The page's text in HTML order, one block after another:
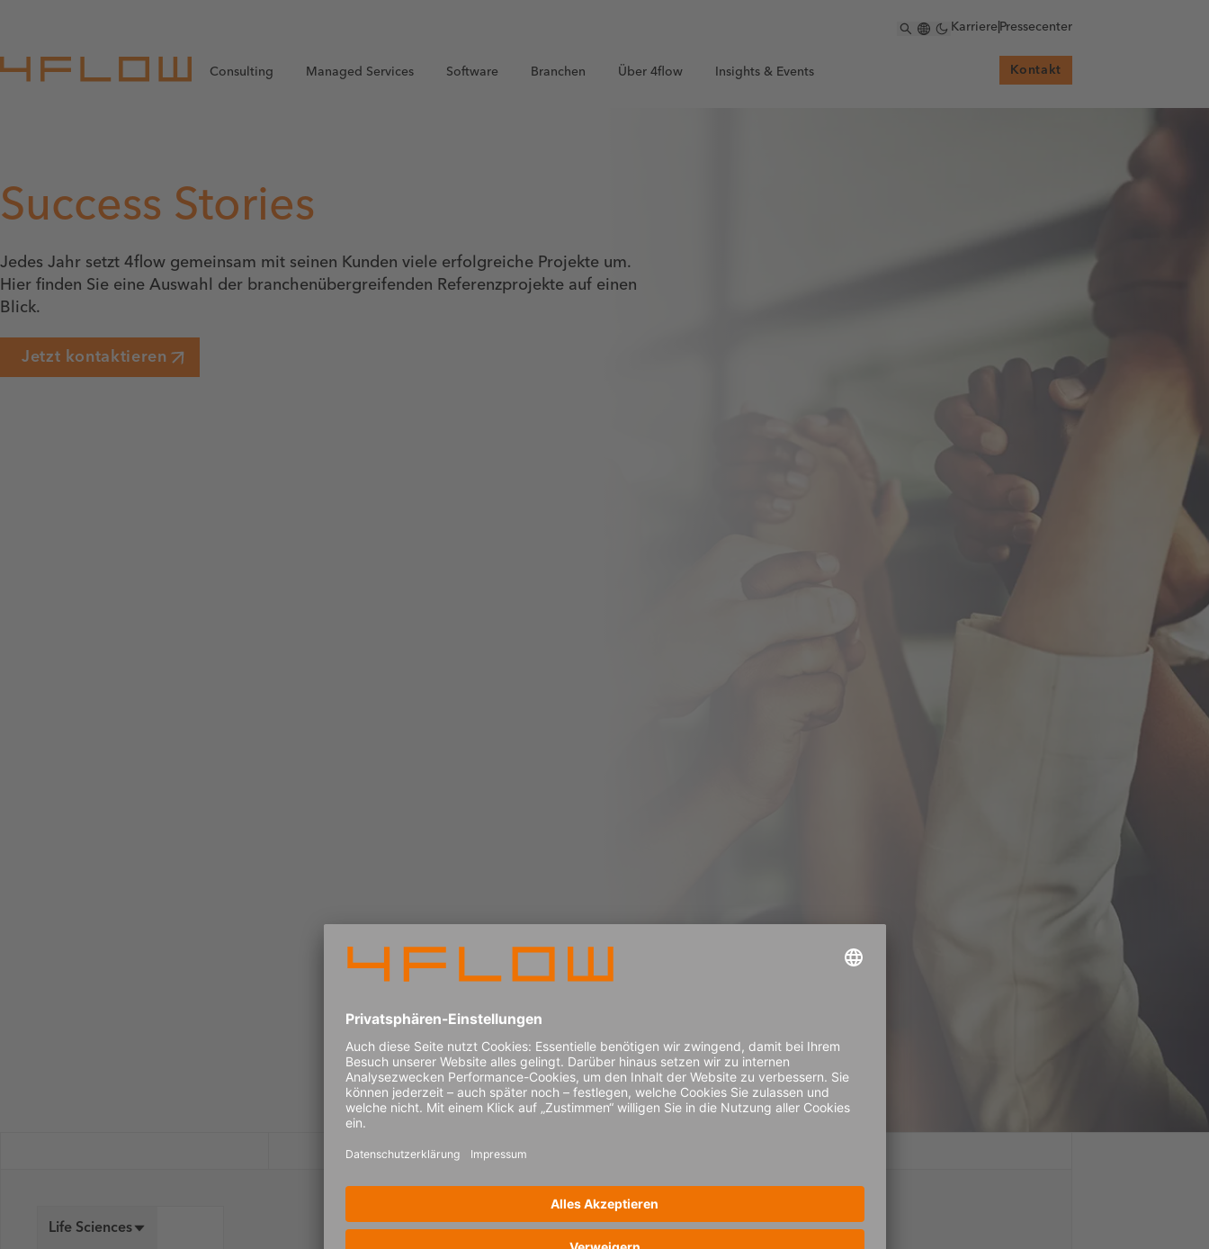
Kontakt
Consulting Managed Services Software Branchen Über 4flow Insights & Events
Karriere Pressecenter
Success Stories
Jedes Jahr setzt 4flow gemeinsam mit seinen Kunden viele erfolgreiche Projekte um.
Hier finden Sie eine Auswahl der branchenübergreifenden Referenzprojekte auf einen
Blick.
Jetzt kontaktieren
Life Sciences